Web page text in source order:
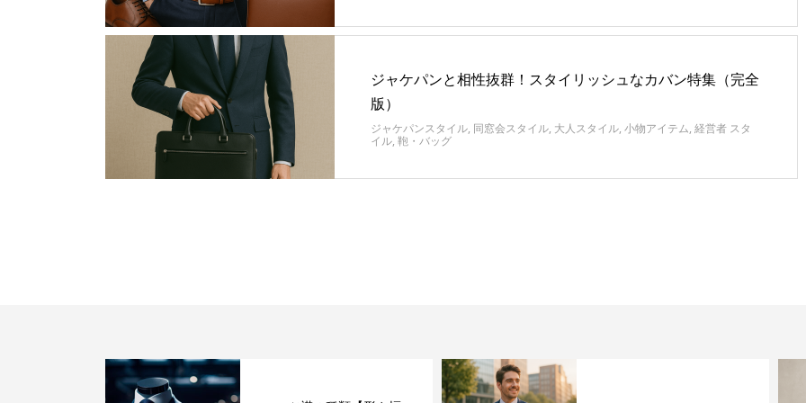
ジャケパンと相性抜群！スタイリッシュなカバン特集（完全
版）
ジャケパンスタイル, 同窓会スタイル, 大人スタイル, 小物アイテム, 経営者 スタ
イル, 鞄・バッグ